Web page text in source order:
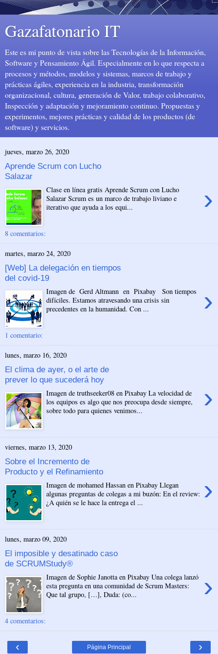
Gazafatonario IT
Este es mi punto de vista sobre las Tecnologías de la Información,
Software y Pensamiento Ágil. Especialmente en lo que respecta a
procesos y métodos, modelos y sistemas, marcos de trabajo y
prácticas ágiles, experiencia en la industria, transformación
organizacional, cultura, generación de Valor, trabajo colaborativo,
Inspección y adaptación y mejoramiento continuo. Propuestas y
experimentos, mejores prácticas y calidad de los productos (de
software) y servicios.
jueves, marzo 26, 2020
Aprende Scrum con Lucho
Salazar
›
Clase en línea gratis Aprende Scrum con Lucho
Salazar Scrum es un marco de trabajo liviano e
iterativo que ayuda a los equi...
8 comentarios:
martes, marzo 24, 2020
[Web] La delegación en tiempos
del covid-19
›
Imagen de Gerd Altmann en Pixabay Son tiempos
difíciles. Estamos atravesando una crisis sin
precedentes en la humanidad. Con ...
1 comentario:
lunes, marzo 16, 2020
El clima de ayer, o el arte de
prever lo que sucederá hoy
›
Imagen de truthseeker08 en Pixabay La velocidad de
los equipos es algo que nos preocupa desde siempre,
sobre todo para quienes venimos...
viernes, marzo 13, 2020
Sobre el Incremento de
Producto y el Refinamiento
›
Imagen de mohamed Hassan en Pixabay Llegan
algunas preguntas de colegas a mi buzón: En el review:
¿A quién se le hace la entrega el ...
lunes, marzo 09, 2020
El imposible y desatinado caso
de SCRUMStudy®
›
Imagen de Sophie Janotta en Pixabay Una colega lanzó
esta pregunta en una comunidad de Scrum Masters:
Que tal grupo, […], Duda: (co...
4 comentarios:
‹ ›
Página Principal